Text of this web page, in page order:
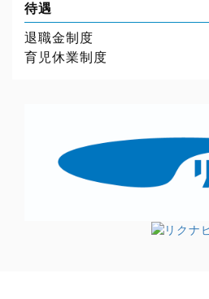
待遇
退職金制度
育児休業制度